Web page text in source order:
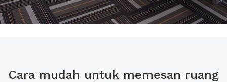
Cara mudah untuk memesan ruang